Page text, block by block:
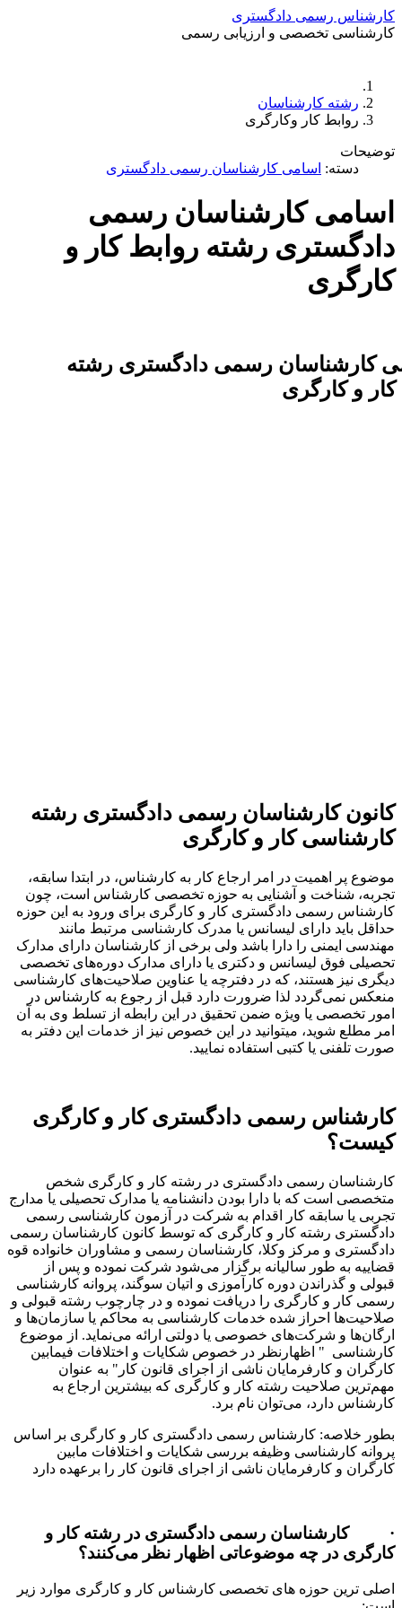
کارشناس رسمی دادگستری
کارشناسی تخصصی و ارزیابی رسمی
رشته کارشناسان
روابط کار وکارگری
توضیحات
دسته: اسامی کارشناسان رسمی دادگستری
اسامی کارشناسان رسمی
دادگستری رشته روابط کار و
کارگری
کانون کارشناسان رسمی دادگستری رشته
کارشناسی کار و کارگری
موضوع پر اهمیت در امر ارجاع کار به کارشناس، در ابتدا سابقه،
تجربه، شناخت و آشنایی به حوزه تخصصی کارشناس است، چون
کارشناس رسمی دادگستری کار و کارگری برای ورود به این حوزه
حداقل باید دارای لیسانس یا مدرک کارشناسی مرتبط مانند
مهندسی ایمنی را دارا باشد ولی برخی از کارشناسان دارای مدارک
تحصیلی فوق لیسانس و دکتری یا دارای مدارک دوره‌های تخصصی
دیگری نیز هستند، که در دفترچه یا عناوین صلاحیت‌های کارشناسی
منعکس نمی‌گردد لذا ضرورت دارد قبل از رجوع به کارشناس در
امور تخصصی یا ویژه ضمن تحقیق در این رابطه از تسلط وی به آن
امر مطلع شوید، میتوانید در این خصوص نیز از خدمات این دفتر به
صورت تلفنی یا کتبی استفاده نمایید.
کارشناس رسمی دادگستری کار و کارگری
کیست؟
کارشناسان رسمی دادگستری در رشته کار و کارگری شخص
متخصصی است که با دارا بودن دانشنامه یا مدارک تحصیلی یا مدارج
تجربی یا سابقه کار اقدام به شرکت در آزمون کارشناسی رسمی
دادگستری رشته کار و کارگری که توسط کانون کارشناسان رسمی
دادگستری و مرکز وکلا، کارشناسان رسمی و مشاوران خانواده قوه
قضاییه به طور سالیانه برگزار می‌شود شرکت نموده و پس از
قبولی و گذراندن دوره کارآموزی و اتیان سوگند، پروانه کارشناسی
رسمی کار و کارگری را دریافت نموده و در چارچوب رشته قبولی و
صلاحیت‌ها احراز شده خدمات کارشناسی به محاکم یا سازمان‌ها و
ارگان‌ها و شرکت‌های خصوصی یا دولتی ارائه می‌نماید. از موضوع
کارشناسی " اظهارنظر در خصوص شکایات و اختلافات فیمابین
کارگران و کارفرمایان ناشی از اجرای قانون کار" به عنوان
مهم‌ترین صلاحیت رشته کار و کارگری که بیشترین ارجاع به
کارشناس دارد، می‌توان نام برد.
بطور خلاصه: کارشناس رسمی دادگستری کار و کارگری بر اساس
پروانه کارشناسی وظیفه بررسی شکایات و اختلافات مابین
کارگران و کارفرمایان ناشی از اجرای قانون کار را برعهده دارد
· کارشناسان رسمی دادگستری در رشته کار و
کارگری در چه موضوعاتی اظهار نظر می‌کنند؟
اصلی ترین حوزه های تخصصی کارشناس کار و کارگری موارد زیر